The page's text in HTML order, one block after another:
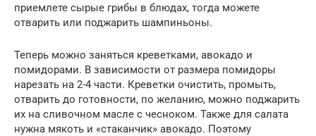
приемлете сырые грибы в блюдах, тогда можете
отварить или поджарить шампиньоны.
Теперь можно заняться креветками, авокадо и
помидорами. В зависимости от размера помидоры
нарезать на 2-4 части. Креветки очистить, промыть,
отварить до готовности, по желанию, можно поджарить
их на сливочном масле с чесноком. Также для салата
нужна мякоть и «стаканчик» авокадо. Поэтому